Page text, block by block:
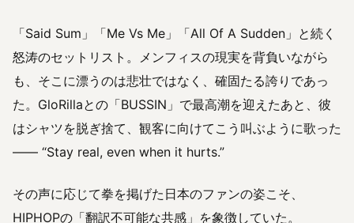
「Said Sum」「Me Vs Me」「All Of A Sudden」と続く
怒涛のセットリスト。メンフィスの現実を背負いながら
も、そこに漂うのは悲壮ではなく、確固たる誇りであっ
た。GloRillaとの「BUSSIN」で最高潮を迎えたあと、彼
はシャツを脱ぎ捨て、観客に向けてこう叫ぶように歌った
―― “Stay real, even when it hurts.”
その声に応じて拳を掲げた日本のファンの姿こそ、
HIPHOPの「翻訳不可能な共感」を象徴していた。